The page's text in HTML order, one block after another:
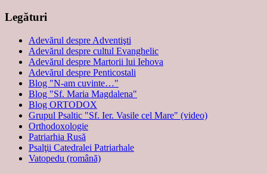
Legături
Adevărul despre Adventişti
Adevărul despre cultul Evanghelic
Adevărul despre Martorii lui Iehova
Adevărul despre Penticostali
Blog "N-am cuvinte…"
Blog "Sf. Maria Magdalena"
Blog ORTODOX
Grupul Psaltic "Sf. Ier. Vasile cel Mare" (video)
Orthodoxologie
Patriarhia Rusă
Psalţii Catedralei Patriarhale
Vatopedu (română)